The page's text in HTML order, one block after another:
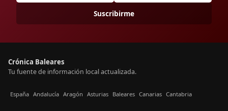
Suscribirme
Crónica Baleares
Tu fuente de información local actualizada.
España Andalucía Aragón Asturias Baleares Canarias Cantabria